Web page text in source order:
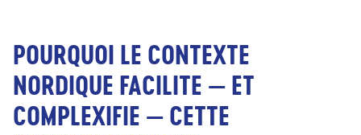
POURQUOI LE CONTEXTE
NORDIQUE FACILITE — ET
COMPLEXIFIE — CETTE